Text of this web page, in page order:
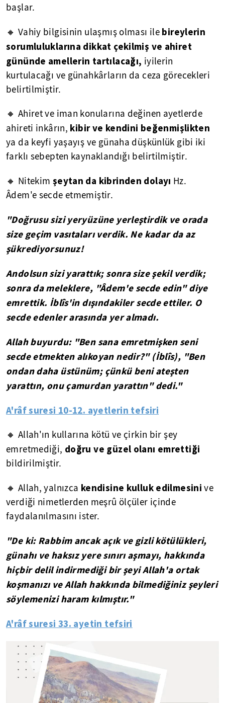
başlar.
🔸 Vahiy bilgisinin ulaşmış olması ile bireylerin
sorumluluklarına dikkat çekilmiş ve ahiret
gününde amellerin tartılacağı, iyilerin
kurtulacağı ve günahkârların da ceza görecekleri
belirtilmiştir.
🔸 Ahiret ve iman konularına değinen ayetlerde
ahireti inkârın, kibir ve kendini beğenmişlikten
ya da keyfi yaşayış ve günaha düşkünlük gibi iki
farklı sebepten kaynaklandığı belirtilmiştir.
🔸 Nitekim şeytan da kibrinden dolayı Hz.
Âdem'e secde etmemiştir.
"Doğrusu sizi yeryüzüne yerleştirdik ve orada
size geçim vasıtaları verdik. Ne kadar da az
şükrediyorsunuz!
Andolsun sizi yarattık; sonra size şekil verdik;
sonra da meleklere, "Âdem'e secde edin" diye
emrettik. İblîs'in dışındakiler secde ettiler. O
secde edenler arasında yer almadı.
Allah buyurdu: "Ben sana emretmişken seni
secde etmekten alıkoyan nedir?" (İblîs), "Ben
ondan daha üstünüm; çünkü beni ateşten
yarattın, onu çamurdan yarattın" dedi."
A'râf suresi 10-12. ayetlerin tefsiri
🔸 Allah'ın kullarına kötü ve çirkin bir şey
emretmediği, doğru ve güzel olanı emrettiği
bildirilmiştir.
🔸 Allah, yalnızca kendisine kulluk edilmesinive
verdiği nimetlerden meşrû ölçüler içinde
faydalanılmasını ister.
"De ki: Rabbim ancak açık ve gizli kötülükleri,
günahı ve haksız yere sınırı aşmayı, hakkında
hiçbir delil indirmediği bir şeyi Allah'a ortak
koşmanızı ve Allah hakkında bilmediğiniz şeyleri
söylemenizi haram kılmıştır."
A'râf suresi 33. ayetin tefsiri